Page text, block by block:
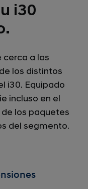
i30
cerca a las
los distintos
i30. Equipado
incluso en el
los paquetes
del segmento.